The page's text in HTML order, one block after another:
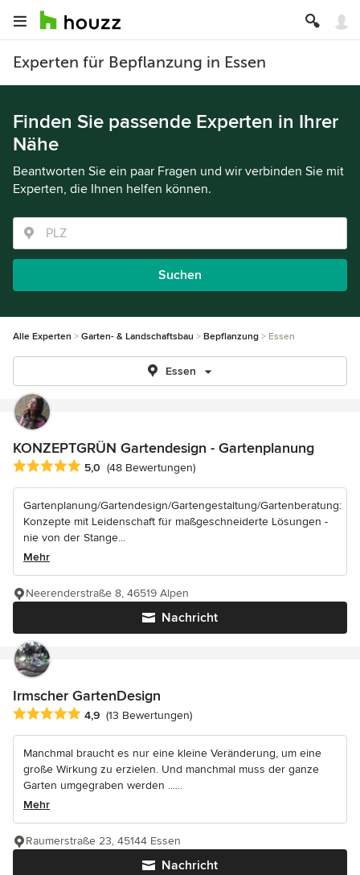
Experten für Bepflanzung in Essen
Finden Sie passende Experten in Ihrer
Nähe
Beantworten Sie ein paar Fragen und wir verbinden Sie mit
Experten, die Ihnen helfen können.
Suchen
Alle Experten Garten- & Landschaftsbau Bepflanzung Essen
Essen
KONZEPTGRÜN Gartendesign - Gartenplanung
Durchschnittliche Bewertung: 5 von 5 Sternen
5,0 (48 Bewertungen)
Gartenplanung/Gartendesign/Gartengestaltung/Gartenberatung:
Konzepte mit Leidenschaft für maßgeschneiderte Lösungen -
nie von der Stange...
Mehr
Nachricht
Neerenderstraße 8, 46519 Alpen
Irmscher GartenDesign
Durchschnittliche Bewertung: 4.9 von 5 Sternen
4,9 (13 Bewertungen)
Manchmal braucht es nur eine kleine Veränderung, um eine
große Wirkung zu erzielen. Und manchmal muss der ganze
Garten umgegraben werden ......
Mehr
Nachricht
Raumerstraße 23, 45144 Essen